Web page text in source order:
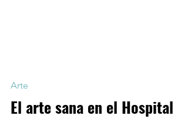
Arte
El arte sana en el Hospital